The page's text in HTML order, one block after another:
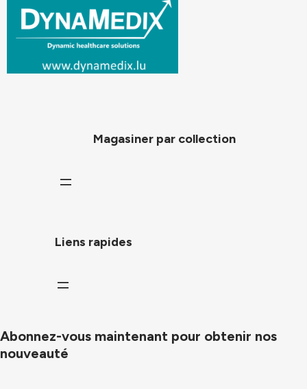
Magasiner par collection
Liens rapides
Abonnez-vous maintenant pour obtenir nos
nouveauté